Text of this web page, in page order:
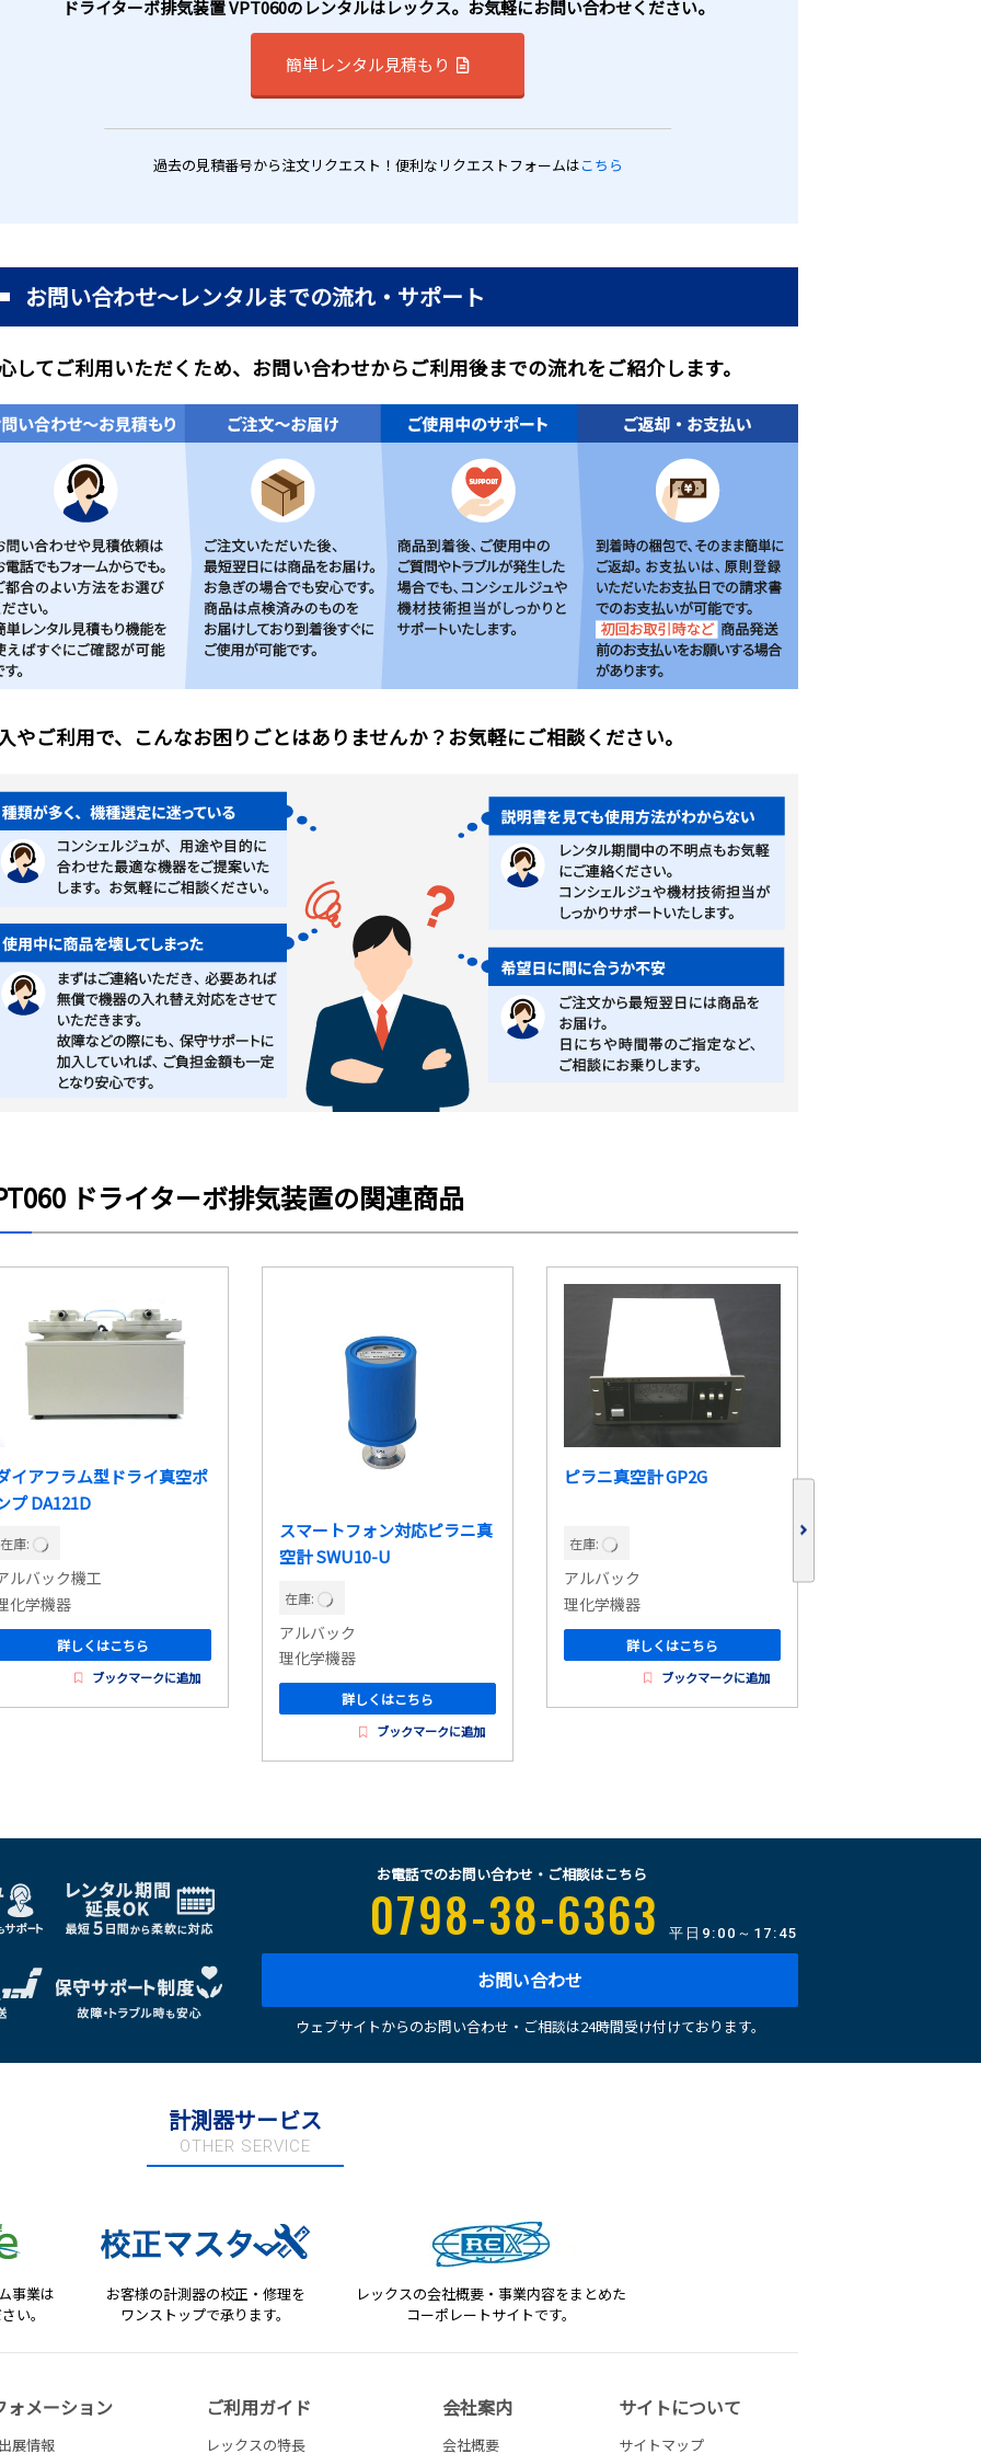
ドライターボ排気装置 VPT060のレンタルはレックス。お気軽にお問い合わせください。
簡単レンタル見積もり
過去の見積番号から注文リクエスト！便利なリクエストフォームはこちら
お問い合わせ～レンタルまでの流れ・サポート
してご利用いただくため、お問い合わせからご利用後までの流れをご紹介します。
やご利用で、こんなお困りごとはありませんか？お気軽にご相談ください。
ドライターボ排気装置の関連商品
イアフラム型ドライ真空ポ
プ DA121D
在庫:
ルバック機工
化学機器
詳しくはこちら
ブックマークに追加
スマートフォン対応ピラニ真
空計 SWU10-U
在庫:
アルバック
理化学機器
詳しくはこちら
ブックマークに追加
ピラニ真空計 GP2G
在庫:
アルバック
理化学機器
詳しくはこちら
ブックマークに追加
お電話でのお問い合わせ・ご相談はこちら
0798-38-6363 平日 9:00～17:45
お問い合わせ
ウェブサイトからのお問い合わせ・ご相談は24時間受け付けております。
計測器サービス
OTHER SERVICE
事業は
い。
お客様の計測器の校正・修理を
ワンストップで承ります。
レックスの会社概要・事業内容をまとめた
コーポレートサイトです。
ォメーション
展情報
ご利用ガイド
レックスの特長
会社案内
会社概要
サイトについて
サイトマップ